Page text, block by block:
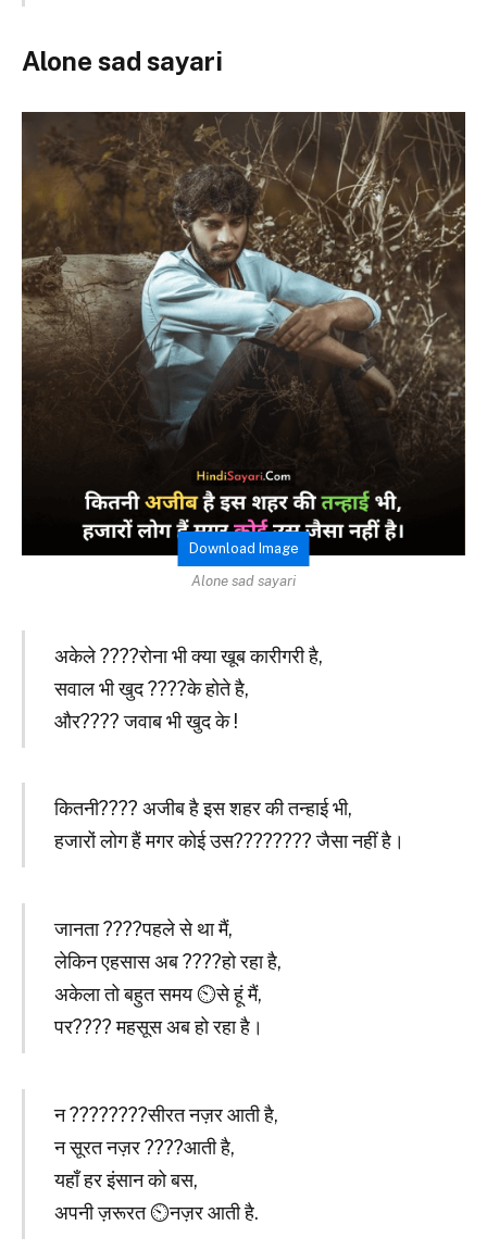
Alone sad sayari
Download Image
Alone sad sayari
अकेले ????रोना भी क्या खूब कारीगरी है,
सवाल भी खुद ????के होते है,
और???? जवाब भी खुद के !
कितनी???? अजीब है इस शहर की तन्हाई भी,
हजारों लोग हैं मगर कोई उस????‍???? जैसा नहीं है।
जानता ????पहले से था मैं,
लेकिन एहसास अब ????हो रहा है,
अकेला तो बहुत समय ⏲से हूं मैं,
पर???? महसूस अब हो रहा है।
न ????‍????सीरत नज़र आती है,
न सूरत नज़र ????आती है,
यहाँ हर इंसान को बस,
अपनी ज़रूरत ⏲नज़र आती है.